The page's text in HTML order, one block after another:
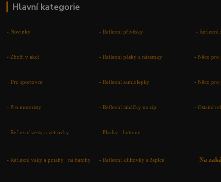
Hlavní kategorie
-Novinky -Reflexní přívěsky -Reflexní
-Zboží v akci -Reflexní pásky a náramky -Něco pro
-Pro sportovce -Reflexní samlolepky -Něco pro
- Pro motoristy -Reflexní taháčky na zip -Ostatní
-Reflexní vesty a větrovky -Placky - buttony
-Reflexní vaky a potahy na batohy -Reflexní kšiltovky a čepice -Na